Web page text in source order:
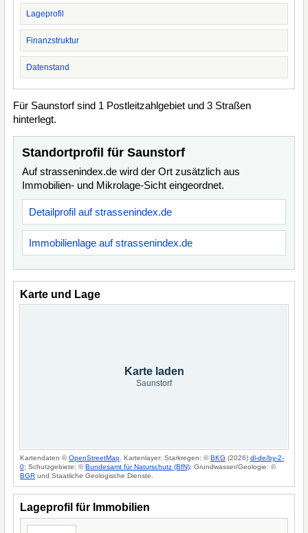
Lageprofil
Finanzstruktur
Datenstand
Für Saunstorf sind 1 Postleitzahlgebiet und 3 Straßen
hinterlegt.
Standortprofil für Saunstorf
Auf strassenindex.de wird der Ort zusätzlich aus
Immobilien- und Mikrolage-Sicht eingeordnet.
Detailprofil auf strassenindex.de
Immobilienlage auf strassenindex.de
Karte und Lage
Karte laden
Saunstorf
Kartendaten ©OpenStreetMap . Kartenlayer: Starkregen: ©BKG (2026) dl-de/by-2-
0; Schutzgebiete: ©Bundesamt für Naturschutz (BfN); Grundwasser/Geologie: ©
BGR und Staatliche Geologische Dienste.
Lageprofil für Immobilien